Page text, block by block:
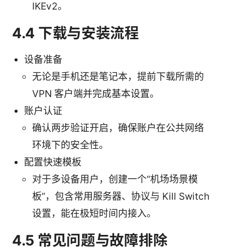
IKEv2。
4.4 下载与安装流程
设备准备
无论是手机还是笔记本，提前下载所需的
VPN 客户端并完成基本设置。
账户认证
确认两步验证开启，确保账户在公共网络
环境下的安全性。
配置快速模板
对于多设备用户，创建一个“机场场景模
板”，包含常用服务器、协议与 Kill Switch
设置，能在极短时间内接入。
4.5 常见问题与故障排除